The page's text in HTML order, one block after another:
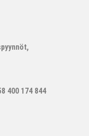
400 174 844